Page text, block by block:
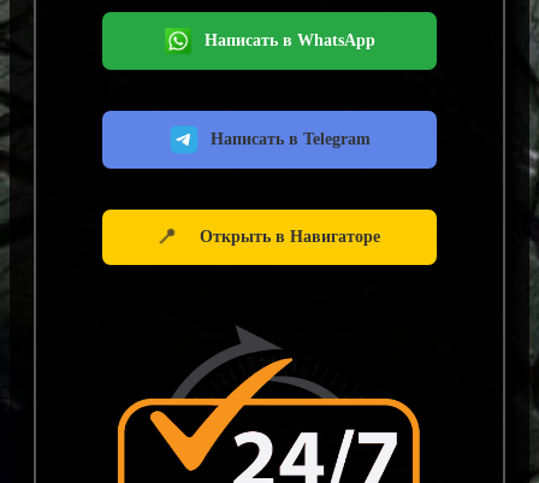
Написать в WhatsApp
Написать в Telegram
📍 Открыть в Навигаторе